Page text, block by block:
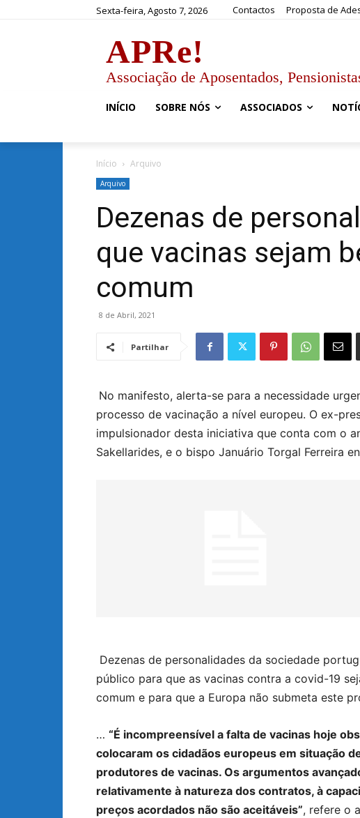
Sexta-feira, Agosto 7, 2026 Contactos Proposta de
APRe!
Associação de Aposentados,
INÍCIO SOBRE NÓS ASSOCIADOS
Início Arquivo
Arquivo
Dezenas de
que vacinas sejam
comum
8 de Abril, 2021
Partilhar
No manifesto, alerta-se para a necessidade
processo de vacinação a nível europeu. O ex-
impulsionador desta iniciativa que conta com o
Sakellarides, e o bispo Januário Torgal Ferreira
Dezenas de personalidades da sociedade
público para que as vacinas contra a covid-19
comum e para que a Europa não submeta este
… “É incompreensível a falta de vacinas hoje
colocaram os cidadãos europeus em situação
produtores de vacinas. Os argumentos
relativamente à natureza dos contratos, à
preços acordados não são aceitáveis”, refere o